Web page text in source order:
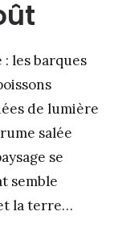
les barques
de lumière
salée
se
semble
la terre…